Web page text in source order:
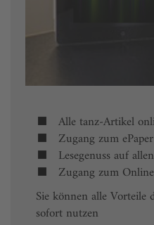
Alle tanz-Artikel
Zugang zum ePaper
Lesegenuss auf
Zugang zum
Sie können alle Vorteile
sofort nutzen